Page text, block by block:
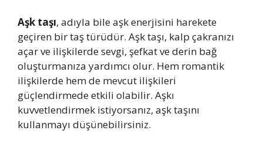
Aşk taşı, adıyla bile aşk enerjisini harekete
geçiren bir taş türüdür. Aşk taşı, kalp çakranızı
açar ve ilişkilerde sevgi, şefkat ve derin bağ
oluşturmanıza yardımcı olur. Hem romantik
ilişkilerde hem de mevcut ilişkileri
güçlendirmede etkili olabilir. Aşkı
kuvvetlendirmek istiyorsanız, aşk taşını
kullanmayı düşünebilirsiniz.